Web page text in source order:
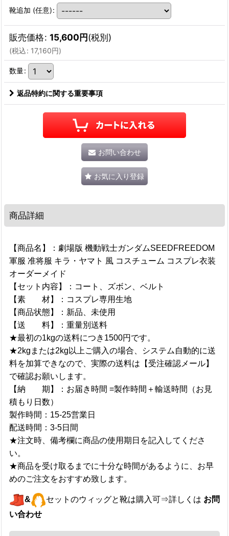
靴追加 (任意):
販売価格: 15,600円(税別)
(税込: 17,160円)
数量:
返品特約に関する重要事項
お問い合わせ
お気に入り登録
商品詳細
【商品名】：劇場版 機動戦士ガンダムSEEDFREEDOM
軍服 准将服 キラ・ヤマト 風 コスチューム コスプレ衣装
オーダーメイド
【セット内容】：コート、ズボン、ベルト
【素 材】：コスプレ専用生地
【商品状態】：新品、未使用
【送 料】：重量別送料
★最初の1kgの送料につき1500円です。
★2kgまたは2kg以上ご購入の場合、システム自動的に送
料を加算できなので、実際の送料は【受注確認メール】
で確認お願いします。
【納 期】：お届き時間 =製作時間＋輸送時間（お見
積もり日数）
製作時間：15-25営業日
配送時間：3-5日間
★注文時、備考欄に商品の使用期日を記入してくださ
い。
★商品を受け取るまでに十分な時間があるように、お早
めのご注文をおすすめ致します。
& セットのウィッグと靴は購入可⇒詳しくは お問
い合わせ